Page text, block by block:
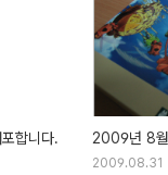
합니다.
2009년 8
2009.08.31